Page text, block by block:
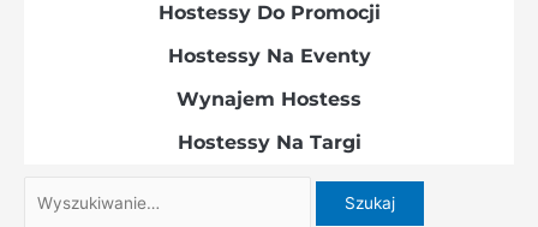
Hostessy Do Promocji
Hostessy Na Eventy
Wynajem Hostess
Hostessy Na Targi
dla: